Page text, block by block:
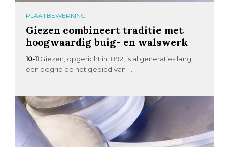
PLAATBEWERKING
Giezen combineert traditie met
hoogwaardig buig- en walswerk
10-11 Giezen, opgericht in 1892, is al generaties lang
een begrip op het gebied van […]